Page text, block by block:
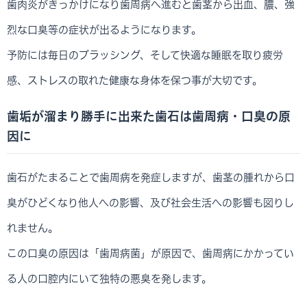
歯肉炎がきっかけになり歯周病へ進むと歯茎から出血、膿、強
烈な口臭等の症状が出るようになります。
予防には毎日のブラッシング、そして快適な睡眠を取り疲労
感、ストレスの取れた健康な身体を保つ事が大切です。
歯垢が溜まり勝手に出来た歯石は歯周病・口臭の原
因に
歯石がたまることで歯周病を発症しますが、歯茎の腫れから口
臭がひどくなり他人への影響、及び社会生活への影響も図りし
れません。
この口臭の原因は「歯周病菌」が原因で、歯周病にかかってい
る人の口腔内にいて独特の悪臭を発します。